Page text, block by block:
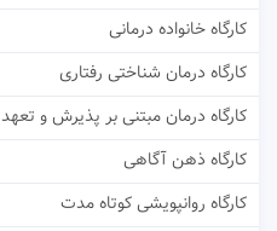
کارگاه خانواده درمانی
کارگاه درمان شناختی رفتاری
کارگاه درمان مبتنی بر پذیرش و تعهد
کارگاه ذهن آگاهی
کارگاه روانپویشی کوتاه مدت